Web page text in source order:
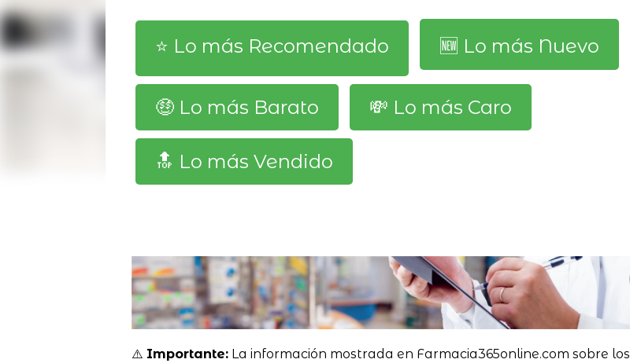
⭐️ Lo más Recomendado 🆕️ Lo más Nuevo
🤑 Lo más Barato 💸 Lo más Caro
🔝 Lo más Vendido
⚠️ Importante:La información mostrada en Farmacia365online.com sobre